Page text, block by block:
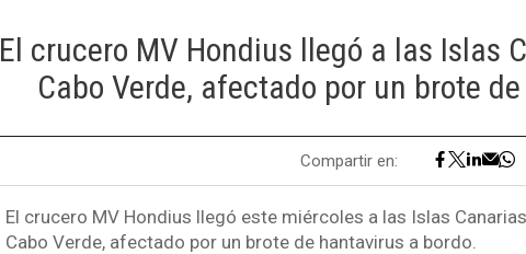
El crucero MV Hondius llegó a las Islas
Cabo Verde, afectado por un brote
Compartir en:
El crucero MV Hondius llegó este miércoles a las Islas
Cabo Verde, afectado por un brote de hantavirus a bordo.